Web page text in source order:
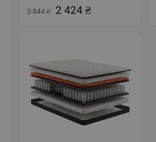
3 844
2 424